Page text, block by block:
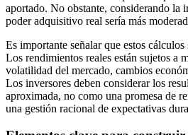
aportado. No obstante, considerando la
poder adquisitivo real sería más
Es importante señalar que estos
Los rendimientos reales están sujetos a
volatilidad del mercado, cambios
Los inversores deben considerar los
aproximada, no como una promesa de
una gestión racional de expectativas